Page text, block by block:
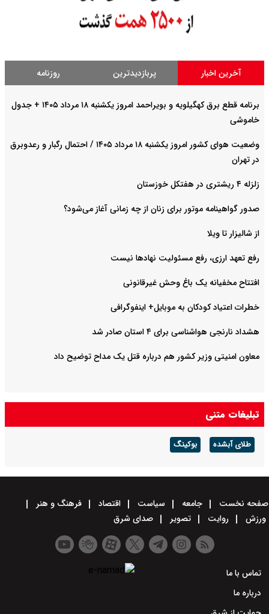
آخرین اخبار پربازدیدترین روزنامه
برنامه قطع برق کهگیلویه و بویراحمد امروز یکشنبه ۱۸ مرداد ۱۴۰۵ + جدول
خاموشی
وضعیت هوای کشور امروز یکشنبه ۱۸ مرداد ۱۴۰۵ / احتمال رگبار و رعدوبرق
در تهران
زلزله ۴ ریشتری در هفتکل خوزستان
صدور گواهینامه موتور برای زنان از چه زمانی آغاز می‌شود؟
از شالیزار تا ویلا
رفع تعهد ارزی، رفع مسئولیت نهادها نیست
افتتاح مخفیانه یک باغ وحش غیرقانونی
خطرات اعتیاد کودکان به موبایل+ اینفوگرافی
هشداد نارنجی هواشناسی برای ۴ استان صادر شد
معاون امنیتی وزیر کشور هم درباره قتل یک مداح توضیح داد
تبلیغات متنی
طلای آبشده بوکینگ
صفحه نخست جامعه سیاست اقتصاد
فرهنگ و هنر
ورزش
روایت تصویر صدای شرق
تماس با ما
درباره ما